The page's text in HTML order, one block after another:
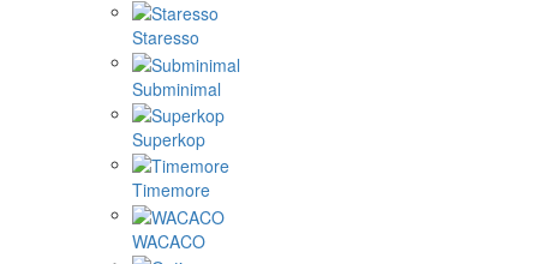
Staresso
Subminimal
Superkop
Timemore
WACACO